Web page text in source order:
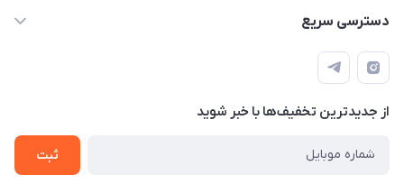
سیمای ورزش
اسکیت فلایینگ ایگل
اسکیت دخترانه
دسترسی سریع
اسکوتر برقی دخترانه
اسکیت روسز
اسکوتر
از جدید‌ترین تخفیف‌ها با‌ خبر شوید
ثبت